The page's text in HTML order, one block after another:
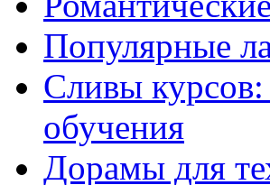
Популярные
Сливы
обучения
Дорамы для